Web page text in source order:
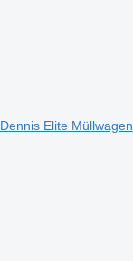
Dennis Elite Müllwagen